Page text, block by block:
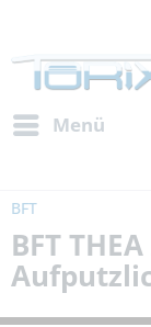
Menü
BFT
BFT